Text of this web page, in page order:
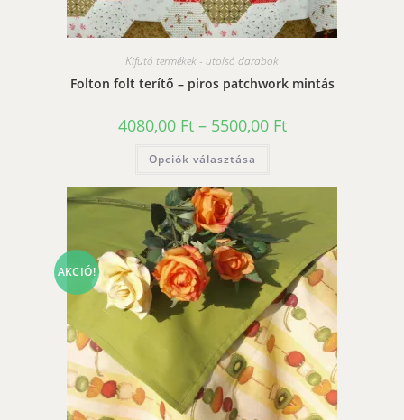
Kifutó termékek - utolsó darabok
Folton folt terítő – piros patchwork mintás
4080,00 Ft – 5500,00 FtÁrtartomány:
4080,00 Ft
Opciók választása
több
van.
A
változatok
a
termékoldalon
választhatók
ki
AKCIÓ!